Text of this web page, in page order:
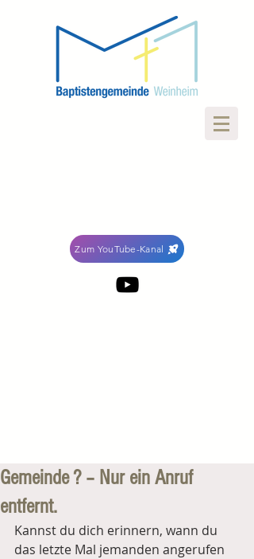
Zum YouTube-Kanal
Gemeinde ? – Nur ein Anruf
entfernt.
Kannst du dich erinnern, wann du
das letzte Mal jemanden angerufen